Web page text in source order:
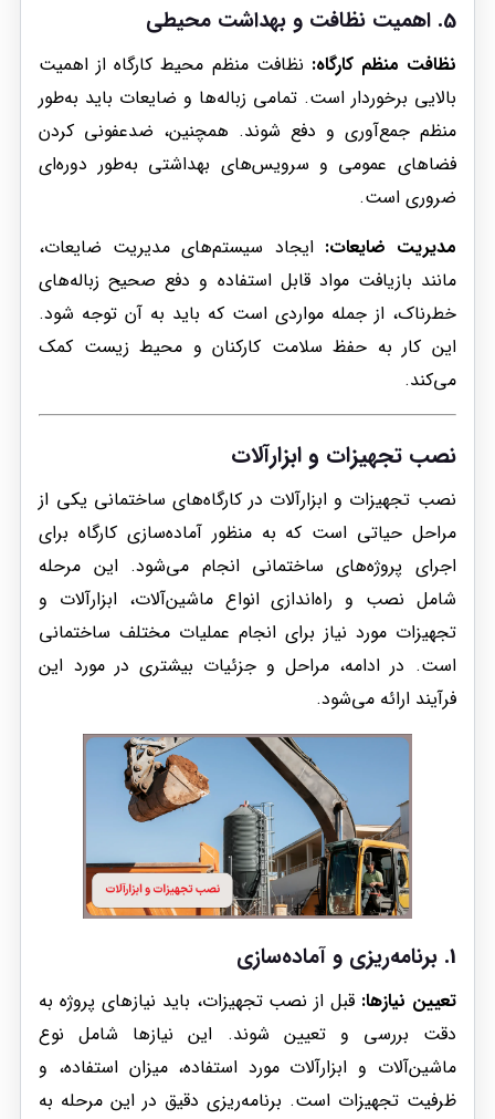
5. اهمیت نظافت و بهداشت محیطی
نظافت منظم کارگاه: نظافت منظم محیط کارگاه از اهمیت
بالایی برخوردار است. تمامی زباله‌ها و ضایعات باید به‌طور
منظم جمع‌آوری و دفع شوند. همچنین، ضدعفونی کردن
فضاهای عمومی و سرویس‌های بهداشتی به‌طور دوره‌ای
ضروری است.
مدیریت ضایعات: ایجاد سیستم‌های مدیریت ضایعات،
مانند بازیافت مواد قابل استفاده و دفع صحیح زباله‌های
خطرناک، از جمله مواردی است که باید به آن توجه شود.
این کار به حفظ سلامت کارکنان و محیط زیست کمک
می‌کند.
نصب تجهیزات و ابزارآلات
نصب تجهیزات و ابزارآلات در کارگاه‌های ساختمانی یکی از
مراحل حیاتی است که به منظور آماده‌سازی کارگاه برای
اجرای پروژه‌های ساختمانی انجام می‌شود. این مرحله
شامل نصب و راه‌اندازی انواع ماشین‌آلات، ابزارآلات و
تجهیزات مورد نیاز برای انجام عملیات مختلف ساختمانی
است. در ادامه، مراحل و جزئیات بیشتری در مورد این
فرآیند ارائه می‌شود.
1. برنامه‌ریزی و آماده‌سازی
تعیین نیازها: قبل از نصب تجهیزات، باید نیازهای پروژه به
دقت بررسی و تعیین شوند. این نیازها شامل نوع
ماشین‌آلات و ابزارآلات مورد استفاده، میزان استفاده، و
ظرفیت تجهیزات است. برنامه‌ریزی دقیق در این مرحله به